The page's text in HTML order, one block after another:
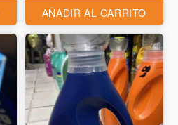
AÑADIR AL CARRITO